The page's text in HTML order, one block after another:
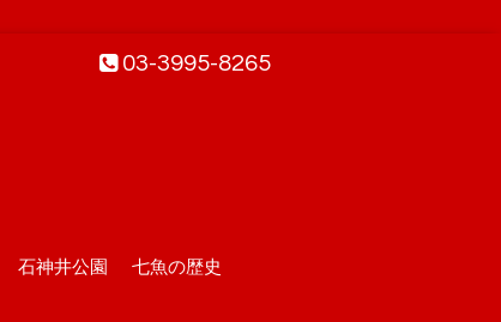
03-3995-8265
石神井公園
七魚の歴史